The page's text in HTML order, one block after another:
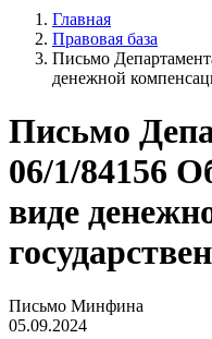
Главная
Правовая база
Письмо
денежной
Письмо
06/1/84156
виде
Письмо Минфина
05.09.2024